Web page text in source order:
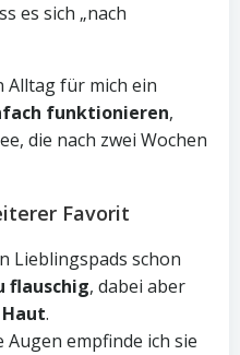
es sich „nach
Alltag für mich ein
funktionieren,
die nach zwei Wochen
Favorit
Lieblingspads schon
flauschig, dabei aber
.
Augen empfinde ich sie